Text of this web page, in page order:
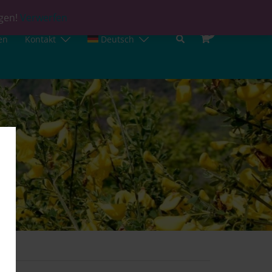
Verwerfen
Kontakt Deutsch
0